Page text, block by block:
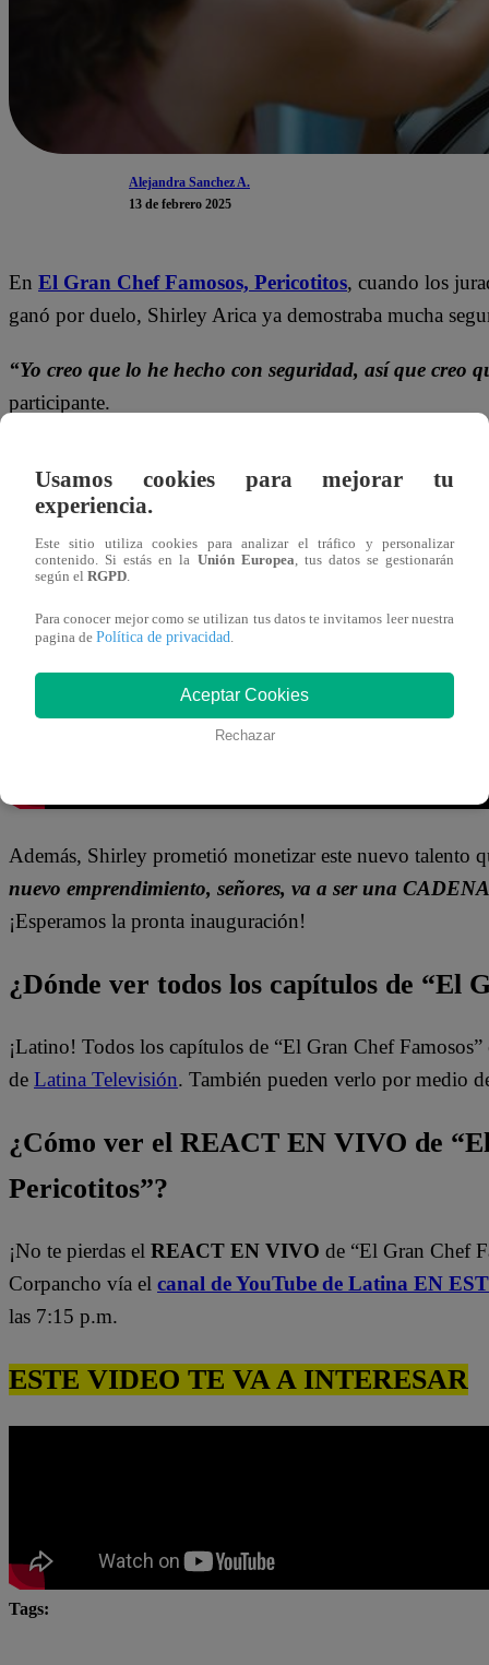
Alejandra Sanchez A.
13 de febrero 2025
En El Gran Chef Famosos, Pericotitos, cuando los
ganó por duelo, Shirley Arica ya demostraba mucha
“Yo creo que lo he hecho con seguridad, así que creo
participante.
corroboró Armando Machuca.
Tras vencer a Eli, mamá de Brandon Stieber, fue
se acercó para abrazarla y dedicarle unas tiernas palabras.
Además, Shirley prometió monetizar este nuevo talento
nuevo emprendimiento, señores, va a ser una
¡Esperamos la pronta inauguración!
¿Dónde ver todos los capítulos de “El
¡Latino! Todos los capítulos de “El Gran Chef
de Latina Televisión. También pueden verlo por medio
¿Cómo ver el REACT EN VIVO de
Pericotitos”?
¡No te pierdas el REACT EN VIVO de “El Gran Chef
Corpancho vía el canal de YouTube de Latina EN
las 7:15 p.m.
ESTE VIDEO TE VA A INTERESAR
Tags:
Usamos cookies para mejorar tu
experiencia.
Este sitio utiliza cookies para analizar el tráfico y personalizar
contenido. Si estás en la Unión Europea, tus datos se gestionarán
según el RGPD.
Para conocer mejor como se utilizan tus datos te invitamos leer nuestra
pagina de Política de privacidad.
Aceptar Cookies
Rechazar